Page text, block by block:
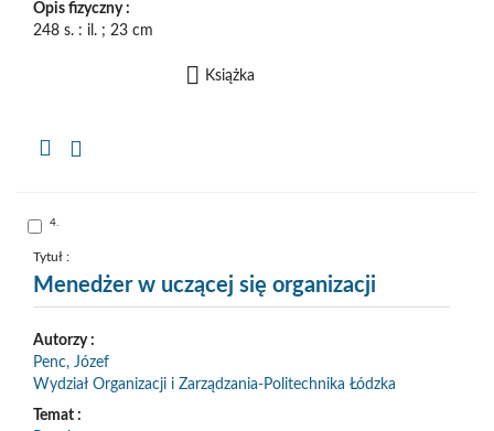
Opis fizyczny :
248 s. : il. ; 23 cm
Książka
Skocz
nr
4
4.
Tytuł :
Menedżer w uczącej się organizacji
Autorzy :
Penc, Józef
Wydział Organizacji i Zarządzania-Politechnika Łódzka
Temat :